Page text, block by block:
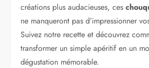
créations plus audacieuses, ces
ne manqueront pas d’impressionner
Suivez notre recette et découvrez
transformer un simple apéritif en un
dégustation mémorable.